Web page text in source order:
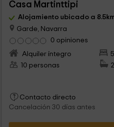
Casa Martinttipi
Alojamiento ubicado a
Garde, Navarra
0 opiniones
Alquiler íntegro
10 personas
Contacto directo
Cancelación 30 días antes